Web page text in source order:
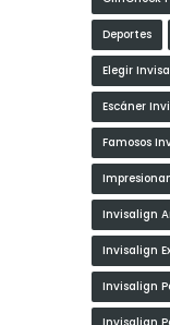
Deportes
Elegir
Escáner
Famosos
Invisalign
Invisalign
Invisalign
Invisalign